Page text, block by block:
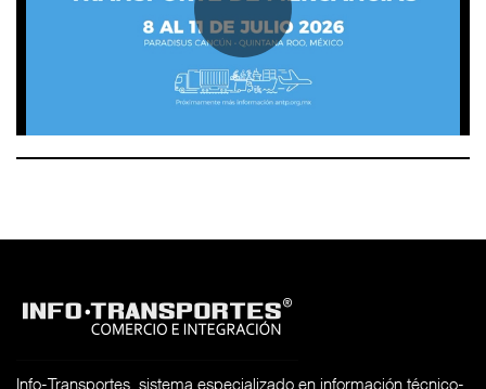
Info-Transportes, sistema especializado en información técnico-